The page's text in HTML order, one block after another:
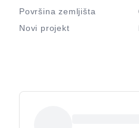
Površina zemljišta
Novi projekt